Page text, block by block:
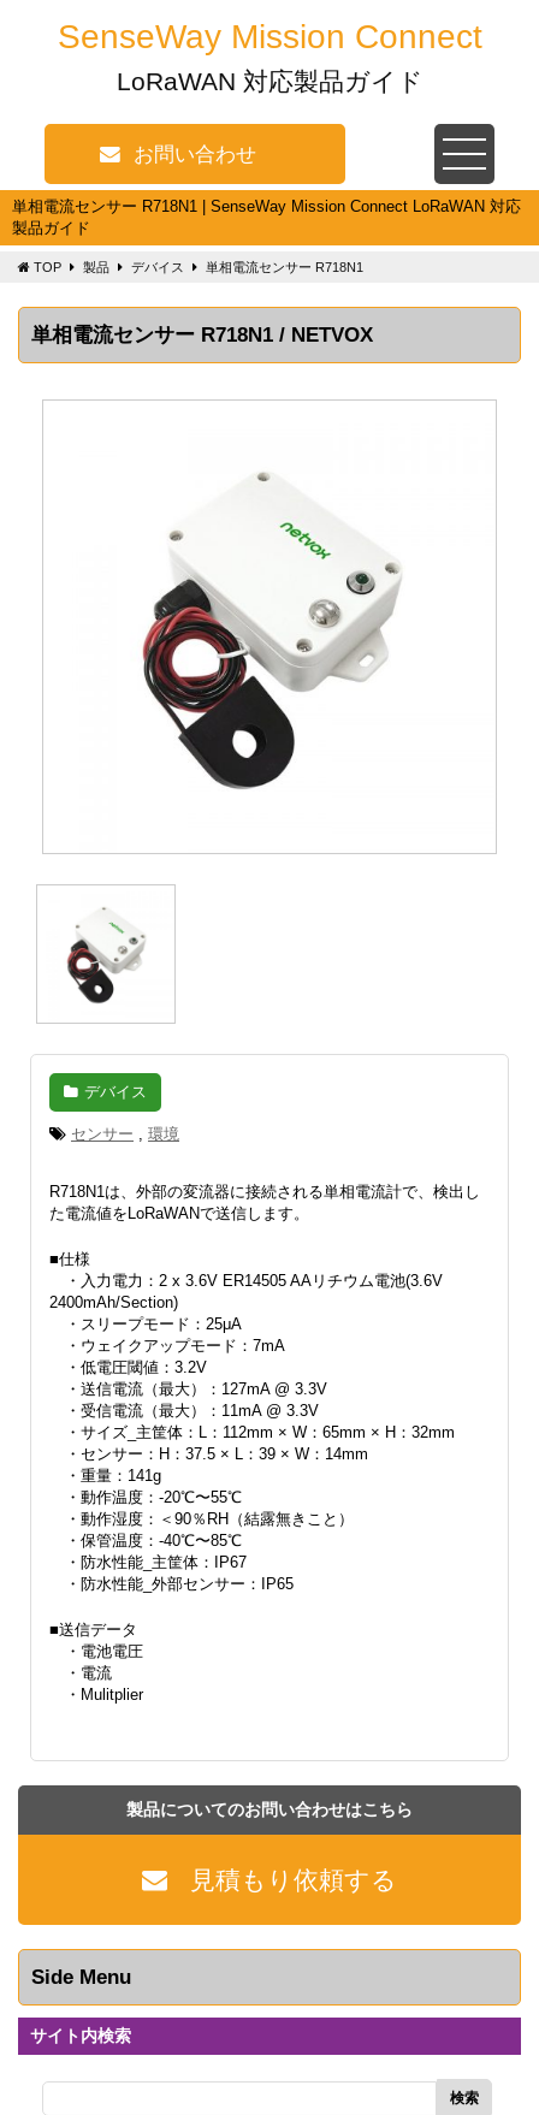
SenseWay Mission Connect
LoRaWAN 対応製品ガイド
お問い合わせ
単相電流センサー R718N1 | SenseWay Mission Connect LoRaWAN 対応
製品ガイド
TOP 製品 デバイス 単相電流センサー R718N1
単相電流センサー R718N1 / NETVOX
デバイス
センサー , 環境
R718N1は、外部の変流器に接続される単相電流計で、検出し
た電流値をLoRaWANで送信します。
■仕様
・入力電力：2 x 3.6V ER14505 AAリチウム電池(3.6V
2400mAh/Section)
・スリープモード：25μA
・ウェイクアップモード：7mA
・低電圧閾値：3.2V
・送信電流（最大）：127mA @ 3.3V
・受信電流（最大）：11mA @ 3.3V
・サイズ_主筐体：L：112mm × W：65mm × H：32mm
・センサー：H：37.5 × L：39 × W：14mm
・重量：141g
・動作温度：-20℃〜55℃
・動作湿度：＜90％RH（結露無きこと）
・保管温度：-40℃〜85℃
・防水性能_主筐体：IP67
・防水性能_外部センサー：IP65
■送信データ
・電池電圧
・電流
・Mulitplier
製品についてのお問い合わせはこちら
見積もり依頼する
Side Menu
サイト内検索